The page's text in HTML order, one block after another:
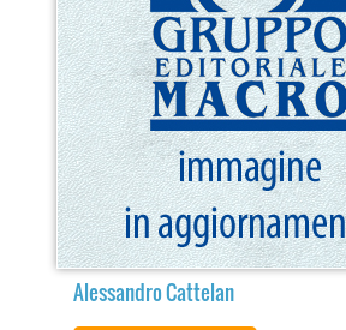
Alessandro Cattelan